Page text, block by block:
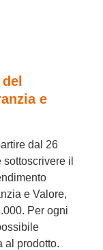
e
dal 26
il
e Valore,
Per ogni
al prodotto.